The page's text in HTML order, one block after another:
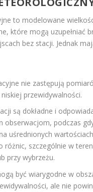
to modelowane
które mogą uzupełniać
bez stacji. Jednak
nie zastępują
przewidywalności.
są dokładne i
obserwacjom, podczas
uśrednionych
różnic, szczególnie w
przy wybrzeżu.
być wiarygodne w
ale nie